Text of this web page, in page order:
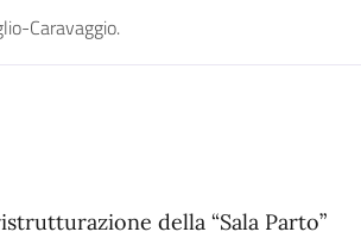
Caravaggio.
della “Sala Parto”